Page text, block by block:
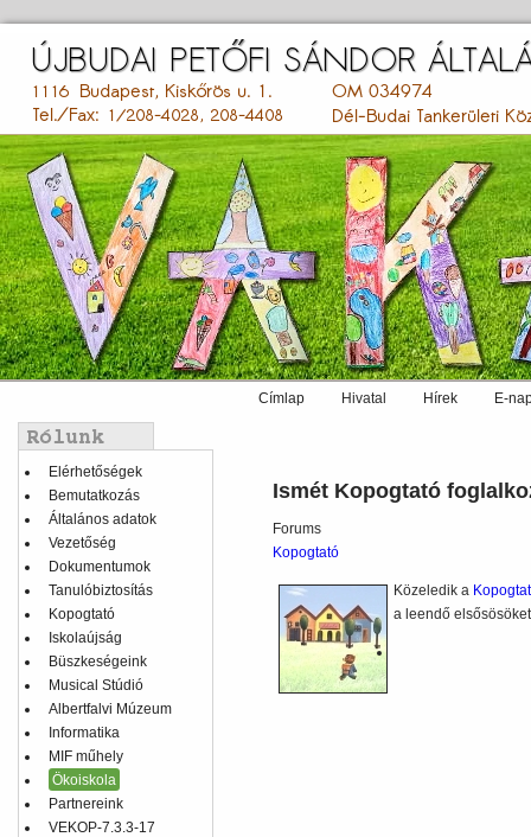
tartalomra
menu
Címlap Hivatal Hírek E-
Balmenü
Elérhetőségek
Bemutatkozás
Általános adatok
Vezetőség
Dokumentumok
Tanulóbiztosítás
Kopogtató
Iskolaújság
Büszkeségeink
Musical Stúdió
Albertfalvi Múzeum
Informatika
MIF műhely
Ökoiskola
Partnereink
VEKOP-7.3.3-17
Ismét Kopogtató
Forums
Kopogtató
Közeledik a
a leendő